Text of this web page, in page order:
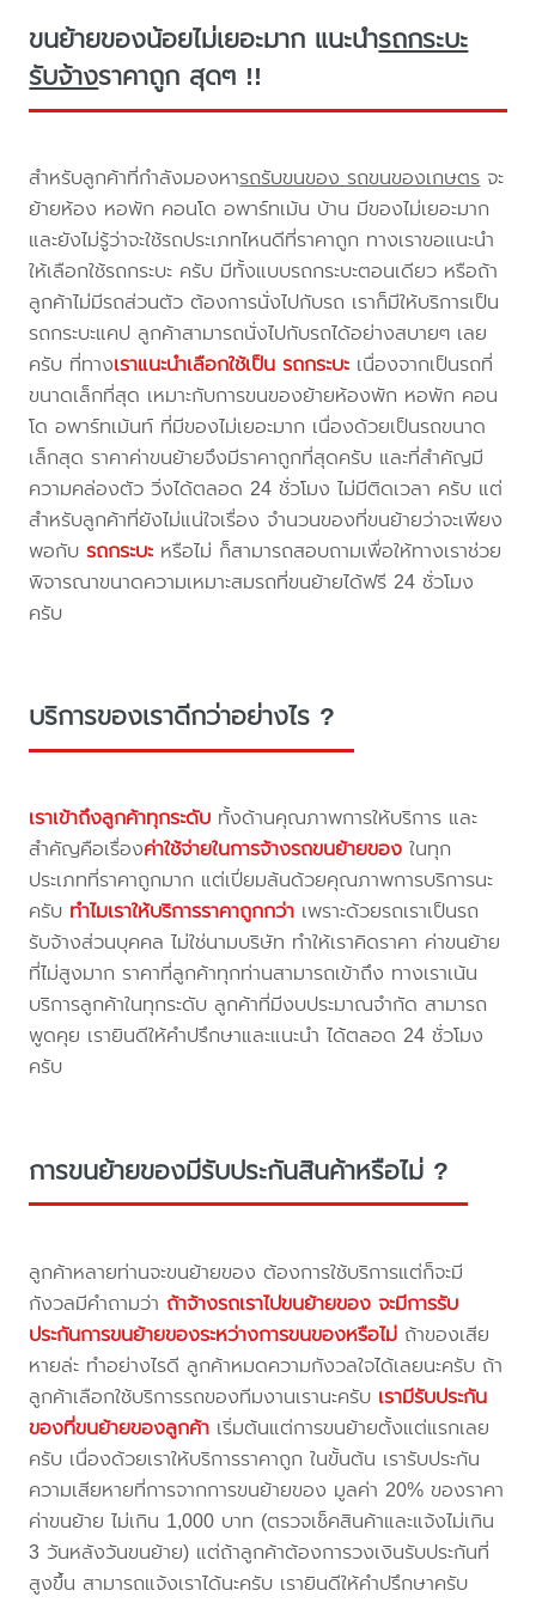
ขนย้ายของน้อยไม่เยอะมาก แนะนำรถกระบะ
รับจ้างราคาถูก สุดๆ !!
สำหรับลูกค้าที่กำลังมองหารถรับขนของ รถขนของเกษตร จะ
ย้ายห้อง หอพัก คอนโด อพาร์ทเม้น บ้าน มีของไม่เยอะมาก
และยังไม่รู้ว่าจะใช้รถประเภทไหนดีที่ราคาถูก ทางเราขอแนะนำ
ให้เลือกใช้รถกระบะ ครับ มีทั้งแบบรถกระบะตอนเดียว หรือถ้า
ลูกค้าไม่มีรถส่วนตัว ต้องการนั่งไปกับรถ เราก็มีให้บริการเป็น
รถกระบะแคป ลูกค้าสามารถนั่งไปกับรถได้อย่างสบายๆ เลย
ครับ ที่ทางเราแนะนำเลือกใช้เป็น รถกระบะ เนื่องจากเป็นรถที่
ขนาดเล็กที่สุด เหมาะกับการขนของย้ายห้องพัก หอพัก คอน
โด อพาร์ทเม้นท์ ที่มีของไม่เยอะมาก เนื่องด้วยเป็นรถขนาด
เล็กสุด ราคาค่าขนย้ายจึงมีราคาถูกที่สุดครับ และที่สำคัญมี
ความคล่องตัว วิ่งได้ตลอด 24 ชั่วโมง ไม่มีติดเวลา ครับ แต่
สำหรับลูกค้าที่ยังไม่แน่ใจเรื่อง จำนวนของที่ขนย้ายว่าจะเพียง
พอกับรถกระบะ หรือไม่ ก็สามารถสอบถามเพื่อให้ทางเราช่วย
พิจารณาขนาดความเหมาะสมรถที่ขนย้ายได้ฟรี 24 ชั่วโมง
ครับ
บริการของเราดีกว่าอย่างไร ?
เราเข้าถึงลูกค้าทุกระดับ ทั้งด้านคุณภาพการให้บริการ และ
สำคัญคือเรื่องค่าใช้จ่ายในการจ้างรถขนย้ายของ ในทุก
ประเภทที่ราคาถูกมาก แต่เปี่ยมล้นด้วยคุณภาพการบริการนะ
ครับ ทำไมเราให้บริการราคาถูกกว่า เพราะด้วยรถเราเป็นรถ
รับจ้างส่วนบุคคล ไม่ใช่นามบริษัท ทำให้เราคิดราคา ค่าขนย้าย
ที่ไม่สูงมาก ราคาที่ลูกค้าทุกท่านสามารถเข้าถึง ทางเราเน้น
บริการลูกค้าในทุกระดับ ลูกค้าที่มีงบประมาณจำกัด สามารถ
พูดคุย เรายินดีให้คำปรึกษาและแนะนำ ได้ตลอด 24 ชั่วโมง
ครับ
การขนย้ายของมีรับประกันสินค้าหรือไม่ ?
ลูกค้าหลายท่านจะขนย้ายของ ต้องการใช้บริการแต่ก็จะมี
กังวลมีคำถามว่า ถ้าจ้างรถเราไปขนย้ายของ จะมีการรับ
ประกันการขนย้ายของระหว่างการขนของหรือไม่ ถ้าของเสีย
หายล่ะ ทำอย่างไรดี ลูกค้าหมดความกังวลใจได้เลยนะครับ ถ้า
ลูกค้าเลือกใช้บริการรถของทีมงานเรานะครับ เรามีรับประกัน
ของที่ขนย้ายของลูกค้า เริ่มต้นแต่การขนย้ายตั้งแต่แรกเลย
ครับ เนื่องด้วยเราให้บริการราคาถูก ในขั้นต้น เรารับประกัน
ความเสียหายที่การจากการขนย้ายของ มูลค่า 20% ของราคา
ค่าขนย้าย ไม่เกิน 1,000 บาท (ตรวจเช็คสินค้าและแจ้งไม่เกิน
3 วันหลังวันขนย้าย) แต่ถ้าลูกค้าต้องการวงเงินรับประกันที่
สูงขึ้น สามารถแจ้งเราได้นะครับ เรายินดีให้คำปรึกษาครับ